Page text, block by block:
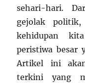
sehari-hari.
gejolak
kehidupan
peristiwa besar
Artikel ini
terkini yang